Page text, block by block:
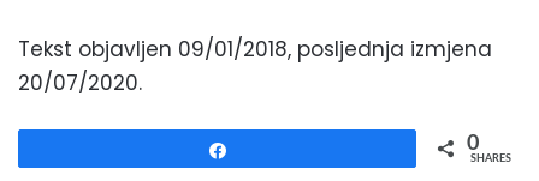
Tekst objavljen 09/01/2018, posljednja izmjena
20/07/2020.
0
SHARES